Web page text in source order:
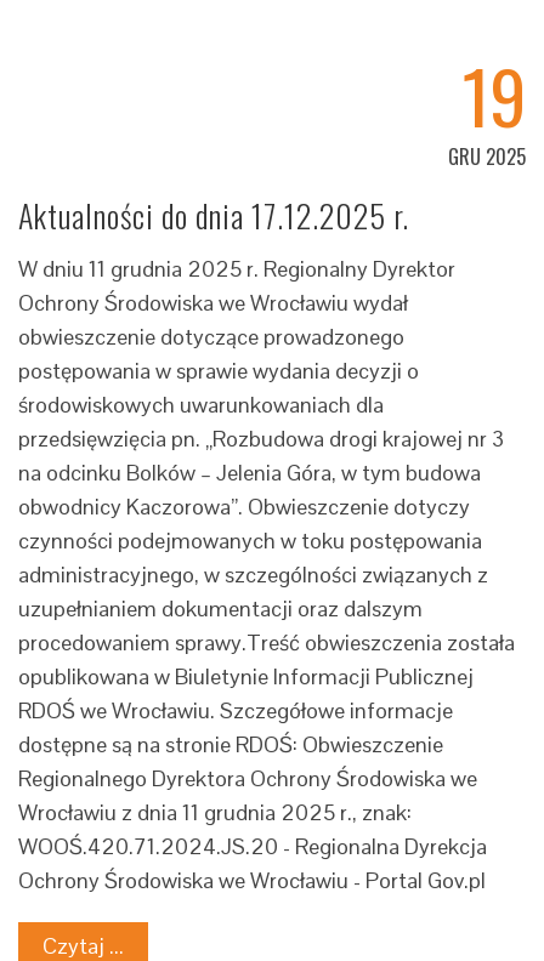
19
GRU 2025
Aktualności do dnia 17.12.2025 r.
W dniu 11 grudnia 2025 r. Regionalny Dyrektor
Ochrony Środowiska we Wrocławiu wydał
obwieszczenie dotyczące prowadzonego
postępowania w sprawie wydania decyzji o
środowiskowych uwarunkowaniach dla
przedsięwzięcia pn. „Rozbudowa drogi krajowej nr 3
na odcinku Bolków – Jelenia Góra, w tym budowa
obwodnicy Kaczorowa”. Obwieszczenie dotyczy
czynności podejmowanych w toku postępowania
administracyjnego, w szczególności związanych z
uzupełnianiem dokumentacji oraz dalszym
procedowaniem sprawy.Treść obwieszczenia została
opublikowana w Biuletynie Informacji Publicznej
RDOŚ we Wrocławiu. Szczegółowe informacje
dostępne są na stronie RDOŚ: Obwieszczenie
Regionalnego Dyrektora Ochrony Środowiska we
Wrocławiu z dnia 11 grudnia 2025 r., znak:
WOOŚ.420.71.2024.JS.20 - Regionalna Dyrekcja
Ochrony Środowiska we Wrocławiu - Portal Gov.pl
Czytaj ...